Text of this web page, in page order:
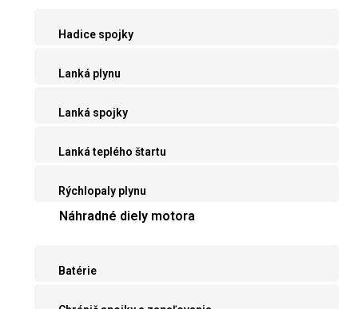
Hadice spojky
Lanká plynu
Lanká spojky
Lanká teplého štartu
Rýchlopaly plynu
Náhradné diely motora
Batérie